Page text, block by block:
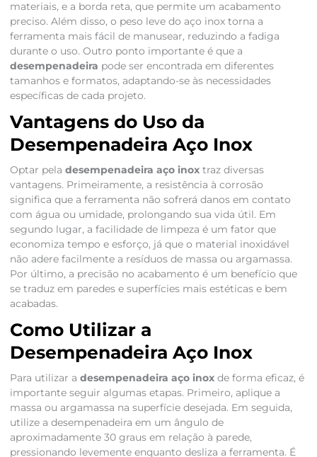
materiais, e a borda reta, que permite um acabamento
preciso. Além disso, o peso leve do aço inox torna a
ferramenta mais fácil de manusear, reduzindo a fadiga
durante o uso. Outro ponto importante é que a
desempenadeira pode ser encontrada em diferentes
tamanhos e formatos, adaptando-se às necessidades
específicas de cada projeto.
Vantagens do Uso da
Desempenadeira Aço Inox
Optar pela desempenadeira aço inoxtraz diversas
vantagens. Primeiramente, a resistência à corrosão
significa que a ferramenta não sofrerá danos em contato
com água ou umidade, prolongando sua vida útil. Em
segundo lugar, a facilidade de limpeza é um fator que
economiza tempo e esforço, já que o material inoxidável
não adere facilmente a resíduos de massa ou argamassa.
Por último, a precisão no acabamento é um benefício que
se traduz em paredes e superfícies mais estéticas e bem
acabadas.
Como Utilizar a
Desempenadeira Aço Inox
Para utilizar a desempenadeira aço inoxde forma eficaz, é
importante seguir algumas etapas. Primeiro, aplique a
massa ou argamassa na superfície desejada. Em seguida,
utilize a desempenadeira em um ângulo de
aproximadamente 30 graus em relação à parede,
pressionando levemente enquanto desliza a ferramenta. É